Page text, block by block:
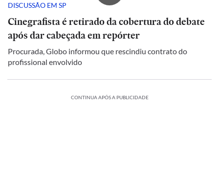
DISCUSSÃO EM SP
Cinegrafista é retirado da cobertura do debate
após dar cabeçada em repórter
Procurada, Globo informou que rescindiu contrato do
profissional envolvido
CONTINUA APÓS A PUBLICIDADE